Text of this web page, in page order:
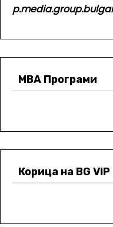
МВА Програми
Корица на BG VIP